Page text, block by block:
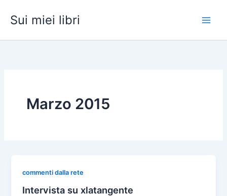
Sui miei libri
Marzo 2015
commenti dalla rete
Intervista su xlatangente